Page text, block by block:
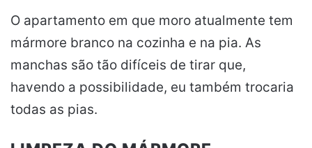
O apartamento em que moro atualmente tem
mármore branco na cozinha e na pia. As
manchas são tão difíceis de tirar que,
havendo a possibilidade, eu também trocaria
todas as pias.